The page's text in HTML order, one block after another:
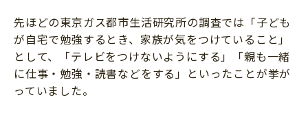
先ほどの東京ガス都市生活研究所の調査では「子ども
が自宅で勉強するとき、家族が気をつけていること」
として、「テレビをつけないようにする」「親も一緒
に仕事・勉強・読書などをする」といったことが挙が
っていました。